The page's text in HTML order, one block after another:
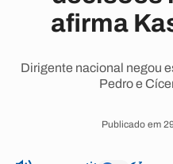
afirma
Dirigente nacional negou
Pedro e
Publicado em